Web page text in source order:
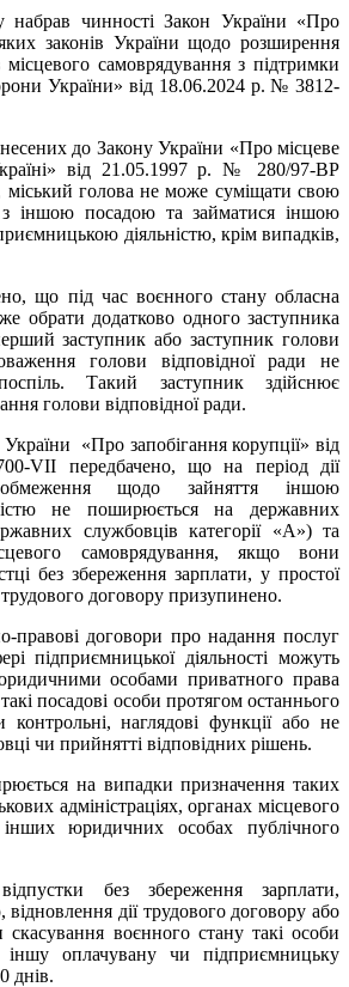
набрав чинності Закон України «Про
законів України щодо розширення
самоврядування з підтримки
України» від 18.06.2024 р. № 3812-
до Закону України «Про місцеве
від 21.05.1997 р. № 280/97-ВР
міський голова не може суміщати свою
з іншою посадою та займатися іншою
діяльністю, крім випадків,
що під час воєнного стану обласна
обрати додатково одного заступника
заступник або заступник голови
голови відповідної ради не
Такий заступник здійснює
голови відповідної ради.
«Про запобігання корупції» від
VII передбачено, що на період дії
щодо зайняття іншою
не поширюється на державних
службовців категорії «А») та
самоврядування, якщо вони
без збереження зарплати, у простої
договору призупинено.
правові договори про надання послуг
підприємницької діяльності можуть
особами приватного права
посадові особи протягом останнього
наглядові функції або не
чи прийнятті відповідних рішень.
на випадки призначення таких
адміністраціях, органах місцевого
юридичних особах публічного
без збереження зарплати,
дії трудового договору або
воєнного стану такі особи
оплачувану чи підприємницьку
днів.